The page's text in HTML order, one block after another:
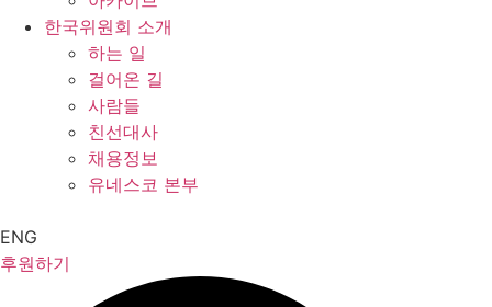
한국위원회 소개
하는 일
걸어온 길
사람들
친선대사
채용정보
유네스코 본부
ENG
후원하기